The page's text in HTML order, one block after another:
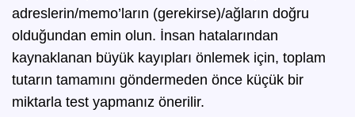
adreslerin/memo’ların (gerekirse)/ağların doğru
olduğundan emin olun. İnsan hatalarından
kaynaklanan büyük kayıpları önlemek için, toplam
tutarın tamamını göndermeden önce küçük bir
miktarla test yapmanız önerilir.